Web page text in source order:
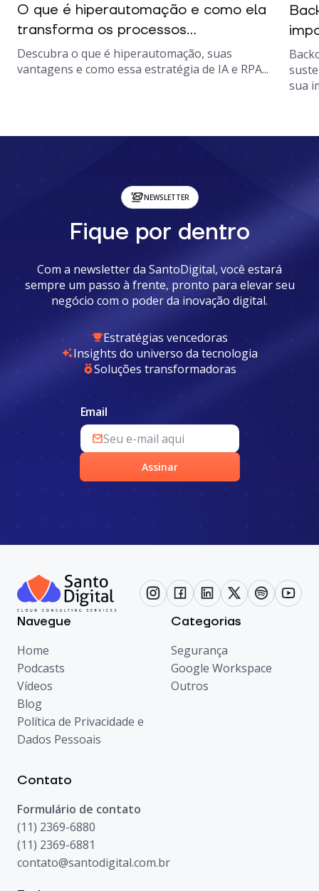
O que é hiperautomação e como ela
transforma os processos...
Descubra o que é hiperautomação, suas
vantagens e como essa estratégia de IA e RPA...
sua
NEWSLETTER
Fique por dentro
Com a newsletter da SantoDigital, você estará
sempre um passo à frente, pronto para elevar seu
negócio com o poder da inovação digital.
Estratégias vencedoras
Insights do universo da tecnologia
Soluções transformadoras
Email
Assinar
Navegue
Home
Podcasts
Vídeos
Blog
Política de Privacidade e
Dados Pessoais
Categorias
Segurança
Google Workspace
Outros
Contato
Formulário de contato
(11) 2369-6880
(11) 2369-6881
contato@santodigital.com.br